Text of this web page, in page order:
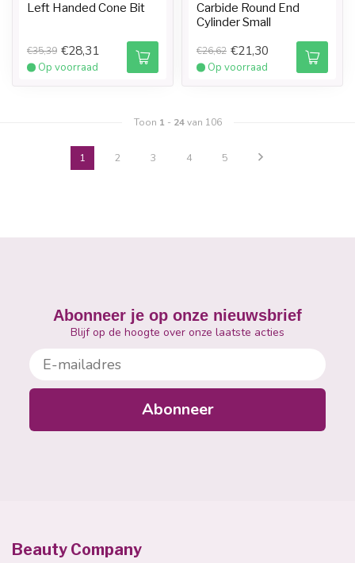
Left Handed Cone Bit
€35,39 €28,31
Op voorraad
Carbide Round End
Cylinder Small
€26,62 €21,30
Op voorraad
Toon 1- 24van 106
1 2 3 4 5
Abonneer je op onze nieuwsbrief
Blijf op de hoogte over onze laatste acties
E-mailadres
Abonneer
Beauty Company